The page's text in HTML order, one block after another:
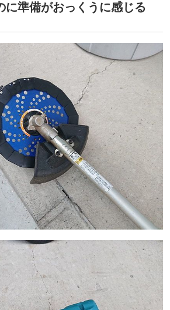
に準備がおっくうに感じる